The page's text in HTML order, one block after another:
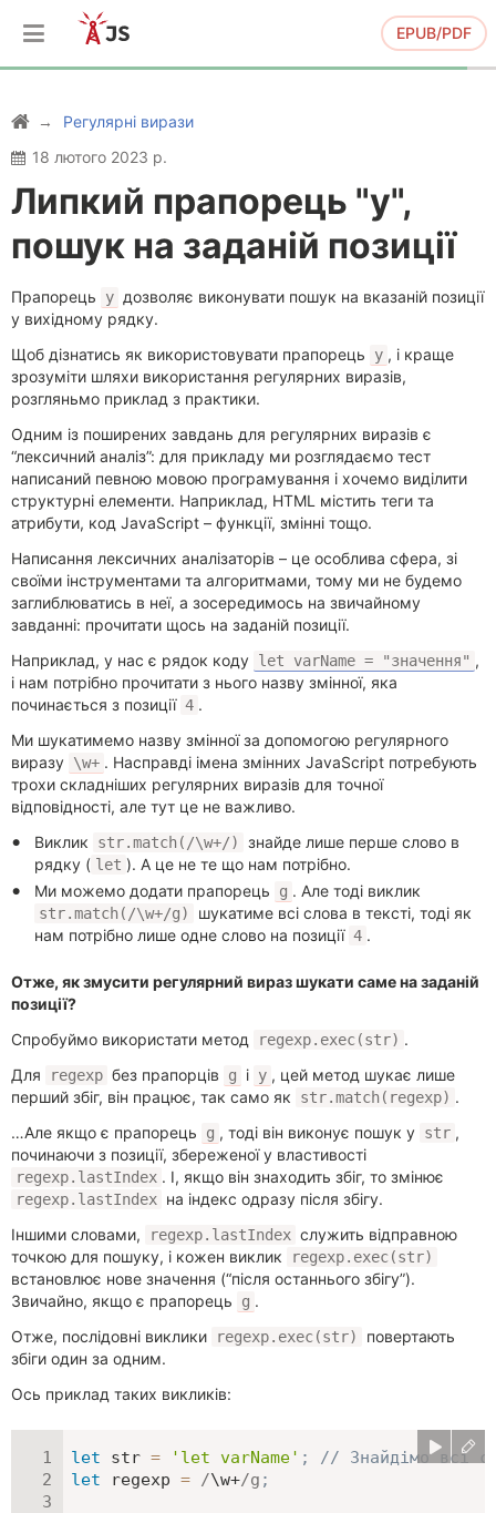
EPUB/PDF
Регулярні вирази
18 лютого 2023 р.
Липкий прапорець "y",
пошук на заданій позиції
Прапорець y дозволяє виконувати пошук на вказаній позиції
у вихідному рядку.
Щоб дізнатись як використовувати прапорець
y , і краще
зрозуміти шляхи використання регулярних виразів,
розгляньмо приклад з практики.
Одним із поширених завдань для регулярних виразів є
“лексичний аналіз”: для прикладу ми розглядаємо тест
написаний певною мовою програмування і хочемо виділити
структурні елементи. Наприклад, HTML містить теги та
атрибути, код JavaScript – функції, змінні тощо.
Написання лексичних аналізаторів – це особлива сфера, зі
своїми інструментами та алгоритмами, тому ми не будемо
заглиблюватись в неї, а зосередимось на звичайному
завданні: прочитати щось на заданій позиції.
Наприклад, у нас є рядок коду let varName = "значення" ,
і нам потрібно прочитати з нього назву змінної, яка
починається з позиції 4 .
Ми шукатимемо назву змінної за допомогою регулярного
виразу \w+ . Насправді імена змінних JavaScript потребують
трохи складніших регулярних виразів для точної
відповідності, але тут це не важливо.
Виклик
str.match(/\w+/)
знайде лише перше слово в
рядку ( let ). А це не те що нам потрібно.
Ми можемо додати прапорець
g . Але тоді виклик
str.match(/\w+/g)
шукатиме всі слова в тексті, тоді як
нам потрібно лише одне слово на позиції 4 .
Отже, як змусити регулярний вираз шукати саме на заданій
позиції?
Спробуймо використати метод
regexp.exec(str) .
Для
regexp без прапорців g і y , цей метод шукає лише
перший збіг, він працює, так само як
str.match(regexp) .
…Але якщо є прапорець
g , тоді він виконує пошук у str ,
починаючи з позиції, збереженої у властивості
regexp.lastIndex . І, якщо він знаходить збіг, то змінює
regexp.lastIndex на індекс одразу після збігу.
Іншими словами,
regexp.lastIndex служить відправною
точкою для пошуку, і кожен виклик
regexp.exec(str)
встановлює нове значення (“після останнього збігу”).
Звичайно, якщо є прапорець
g .
Отже, послідовні виклики
regexp.exec(str)
повертають
збіги один за одним.
Ось приклад таких викликів:
let str = 'let varName' ;
// Знайдімо всі
let regexp = /\w+/g ;